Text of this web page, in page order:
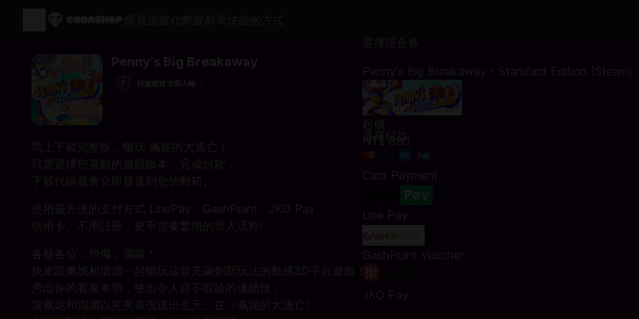
Penny's Big Breakaway
馬上下載完整版，暢玩 佩妮的大逃亡！
只需選擇您喜歡的遊戲版本，完成付款，
下載代碼就會立即發送到您的郵箱。
使用最方便的支付方式 LinePay、GashPoint、JKO Pay、
信用卡、不用註冊，更不需要繁瑣的登入流程!
各就各位，預備，溜啦！
快來跟佩妮和溜溜一起暢玩這款充滿創新玩法的動感3D平台遊戲！
秀出你的看家本領，使出令人目不暇給的連續技，
讓佩妮和溜溜以完美表現逃出生天。在《佩妮的大逃亡》
選擇現金券
Penny's Big Breakaway - Standard Edition (Steam)
起價
NT$ 890
選擇付款
Card Payment
Line Pay
GashPoint Voucher
JKO Pay